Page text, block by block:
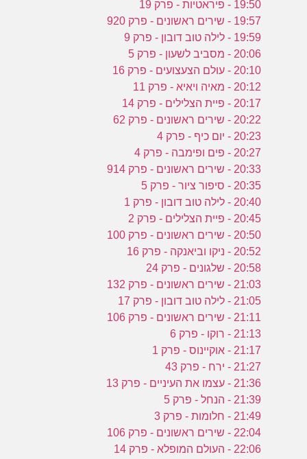
19:50 - פיראטיות - פרק 19
19:57 - שירים ראשונים - פרק 920
19:59 - לילה טוב דובון - פרק 9
20:06 - מסביב לשעון - פרק 5
20:10 - עולם הצעצועים - פרק 16
20:12 - מאיה ויאיא - פרק 11
20:17 - פיית הצלילים - פרק 14
20:22 - שירים ראשונים - פרק 62
20:23 - יום כיף - פרק 4
20:27 - פים ופימבה - פרק 4
20:33 - שירים ראשונים - פרק 914
20:35 - סיפור ציור - פרק 5
20:40 - לילה טוב דובון - פרק 1
20:45 - פיית הצלילים - פרק 2
20:50 - שירים ראשונים - פרק 100
20:52 - ניקו וביאנקה - פרק 16
20:58 - שלגונים - פרק 24
21:03 - שירים ראשונים - פרק 132
21:05 - לילה טוב דובון - פרק 17
21:11 - שירים ראשונים - פרק 106
21:13 - רוקו - פרק 6
21:17 - אוקיינוס - פרק 1
21:27 - ירח - פרק 43
21:36 - עצמו את העיניים - פרק 13
21:39 - הנחל - פרק 5
21:49 - חלומות - פרק 3
22:04 - שירים ראשונים - פרק 106
22:06 - העולם המופלא - פרק 14